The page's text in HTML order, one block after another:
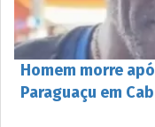
Homem morre
Paraguaçu em